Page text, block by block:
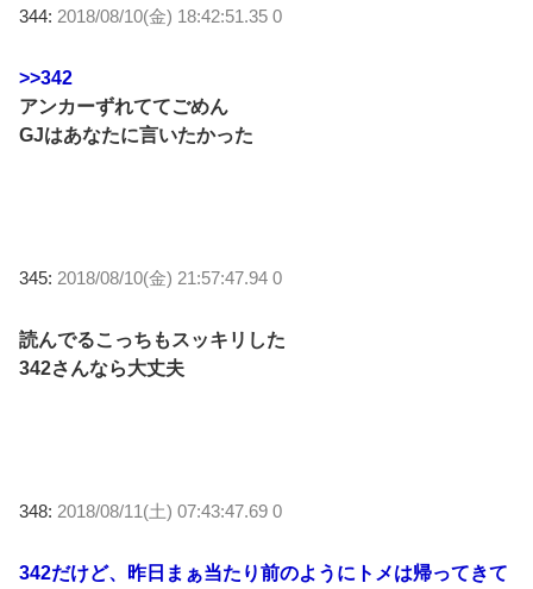
344: 2018/08/10(金) 18:42:51.35 0
>>342
アンカーずれててごめん
GJはあなたに言いたかった
345: 2018/08/10(金) 21:57:47.94 0
読んでるこっちもスッキリした
342さんなら大丈夫
348: 2018/08/11(土) 07:43:47.69 0
342だけど、昨日まぁ当たり前のようにトメは帰ってきて